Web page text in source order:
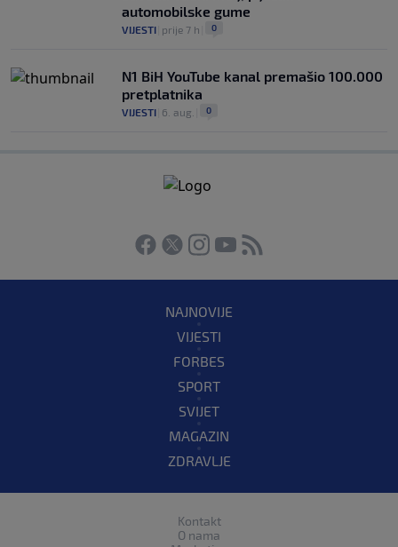
automobilske gume
VIJESTI prije 7 h 0
N1 BiH YouTube kanal premašio 100.000
pretplatnika
VIJESTI 6. aug. 0
NAJNOVIJE
VIJESTI
FORBES
SPORT
SVIJET
MAGAZIN
ZDRAVLJE
Kontakt
O nama